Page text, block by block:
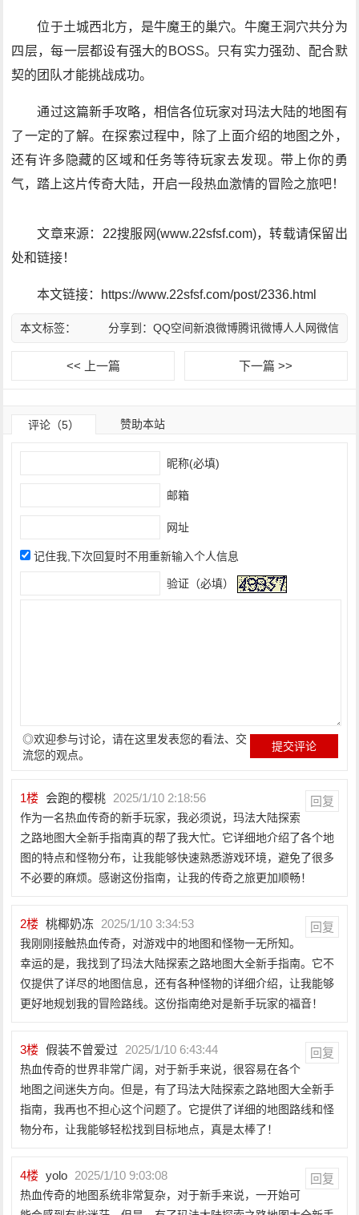
位于土城西北方，是牛魔王的巢穴。牛魔王洞穴共分为
四层，每一层都设有强大的BOSS。只有实力强劲、配合默
契的团队才能挑战成功。
通过这篇新手攻略，相信各位玩家对玛法大陆的地图有
了一定的了解。在探索过程中，除了上面介绍的地图之外，
还有许多隐藏的区域和任务等待玩家去发现。带上你的勇
气，踏上这片传奇大陆，开启一段热血激情的冒险之旅吧！
文章来源：22搜服网(www.22sfsf.com)，转载请保留出
处和链接！
本文链接：https://www.22sfsf.com/post/2336.html
分享到： QQ空间新浪微博腾讯微博人人网微信
本文标签：
<< 上一篇 下一篇 >>
评论（5） 赞助本站
昵称(必填)
邮箱
网址
记住我,下次回复时不用重新输入个人信息
验证（必填）
◎欢迎参与讨论，请在这里发表您的看法、交
流您的观点。
1楼 会跑的樱桃 2025/1/10 2:18:56 回复
作为一名热血传奇的新手玩家，我必须说，玛法大陆探索
之路地图大全新手指南真的帮了我大忙。它详细地介绍了各个地
图的特点和怪物分布，让我能够快速熟悉游戏环境，避免了很多
不必要的麻烦。感谢这份指南，让我的传奇之旅更加顺畅！
2楼 桃椰奶冻 2025/1/10 3:34:53 回复
我刚刚接触热血传奇，对游戏中的地图和怪物一无所知。
幸运的是，我找到了玛法大陆探索之路地图大全新手指南。它不
仅提供了详尽的地图信息，还有各种怪物的详细介绍，让我能够
更好地规划我的冒险路线。这份指南绝对是新手玩家的福音！
3楼 假装不曾爱过 2025/1/10 6:43:44 回复
热血传奇的世界非常广阔，对于新手来说，很容易在各个
地图之间迷失方向。但是，有了玛法大陆探索之路地图大全新手
指南，我再也不担心这个问题了。它提供了详细的地图路线和怪
物分布，让我能够轻松找到目标地点，真是太棒了！
4楼 yolo 2025/1/10 9:03:08 回复
热血传奇的地图系统非常复杂，对于新手来说，一开始可